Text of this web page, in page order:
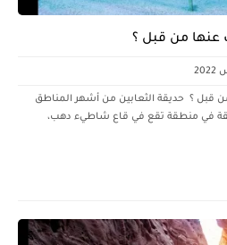
عنها من قبل ؟
قبل ؟ حديقة الثعابين من أشهر المناطق
في منطقة تقع في قاع شاطيء دهب،